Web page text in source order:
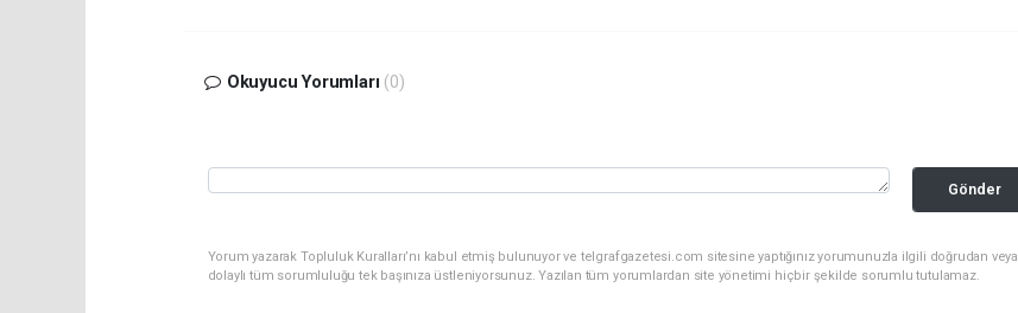
Okuyucu Yorumları (0)
Gönder
Yorum yazarak Topluluk Kuralları’nı kabul etmiş bulunuyor ve telgrafgazetesi.com sitesine yaptığınız yorumunuzla ilgili doğrudan veya
dolaylı tüm sorumluluğu tek başınıza üstleniyorsunuz. Yazılan tüm yorumlardan site yönetimi hiçbir şekilde sorumlu tutulamaz.